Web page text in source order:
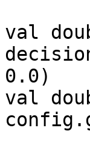
val
0.0)
val